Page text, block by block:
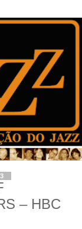
– HBC